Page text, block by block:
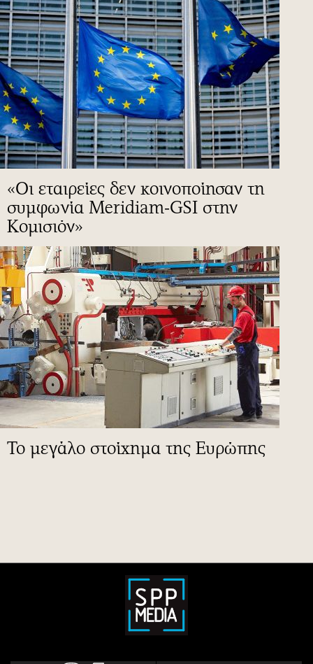
«Οι εταιρείες δεν κοινοποίησαν τη
συμφωνία Meridiam-GSI στην
Κομισιόν»
To μεγάλο στοίχημα της Ευρώπης